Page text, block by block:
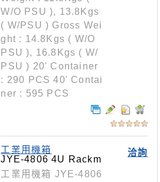
W/O PSU ), 13.8Kgs
( W/PSU ) Gross Wei
ght : 14.8Kgs ( W/O
PSU ), 16.8Kgs ( W/
PSU ) 20' Container
: 290 PCS 40' Contai
ner : 595 PCS
洽詢
工業用機箱
JYE-4806 4U Rackm
ount chassis
工業用機箱 JYE-4806